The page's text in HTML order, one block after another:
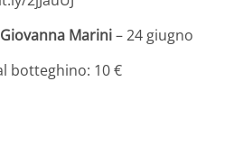
Marini– 24 giugno
botteghino: 10 €